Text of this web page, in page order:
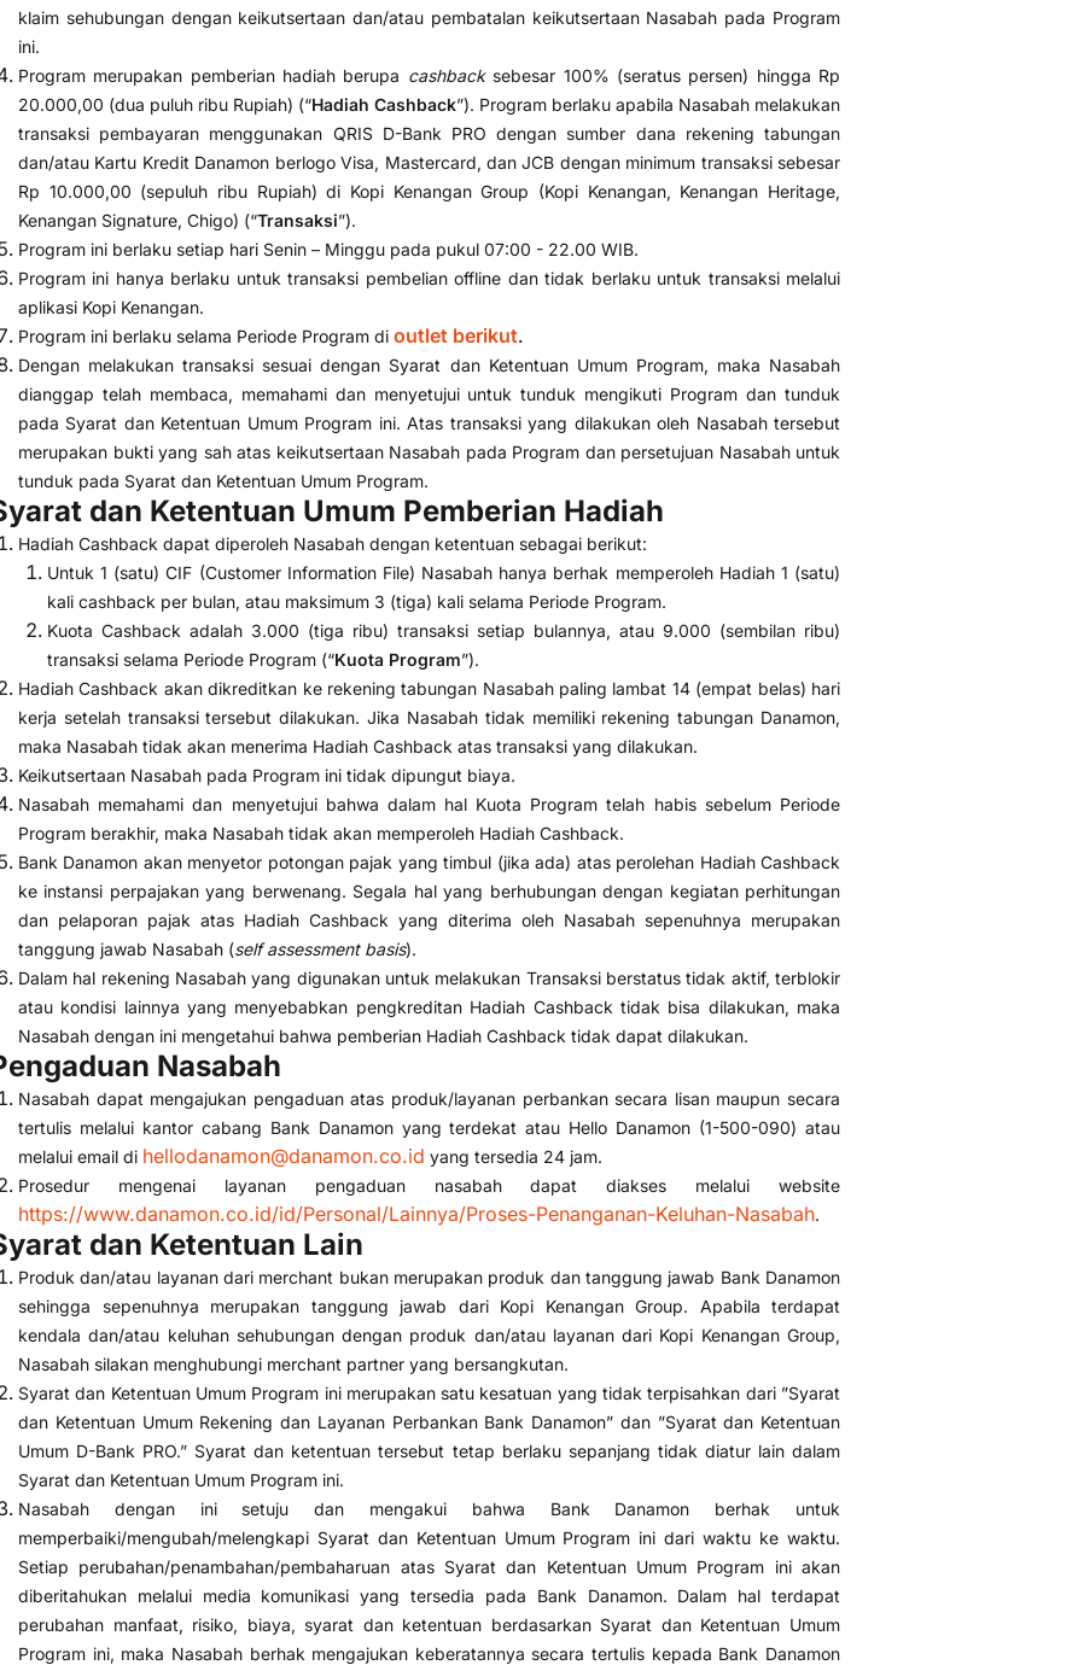
klaim sehubungan dengan keikutsertaan dan/atau pembatalan keikutsertaan Nasabah pada Program
ini.
Program merupakan pemberian hadiah berupa cashbacksebesar 100% (seratus persen) hingga Rp
20.000,00 (dua puluh ribu Rupiah) (“Hadiah Cashback”). Program berlaku apabila Nasabah melakukan
transaksi pembayaran menggunakan QRIS D-Bank PRO dengan sumber dana rekening tabungan
dan/atau Kartu Kredit Danamon berlogo Visa, Mastercard, dan JCB dengan minimum transaksi sebesar
Rp 10.000,00 (sepuluh ribu Rupiah) di Kopi Kenangan Group (Kopi Kenangan, Kenangan Heritage,
Kenangan Signature, Chigo) (“Transaksi”).
Program ini berlaku setiap hari Senin – Minggu pada pukul 07:00 - 22.00 WIB.
Program ini hanya berlaku untuk transaksi pembelian offline dan tidak berlaku untuk transaksi melalui
aplikasi Kopi Kenangan.
Program ini berlaku selama Periode Program di outlet berikut.
Dengan melakukan transaksi sesuai dengan Syarat dan Ketentuan Umum Program, maka Nasabah
dianggap telah membaca, memahami dan menyetujui untuk tunduk mengikuti Program dan tunduk
pada Syarat dan Ketentuan Umum Program ini. Atas transaksi yang dilakukan oleh Nasabah tersebut
merupakan bukti yang sah atas keikutsertaan Nasabah pada Program dan persetujuan Nasabah untuk
tunduk pada Syarat dan Ketentuan Umum Program.
dan Ketentuan Umum Pemberian Hadiah
Hadiah Cashback dapat diperoleh Nasabah dengan ketentuan sebagai berikut:
Untuk 1 (satu) CIF (Customer Information File) Nasabah hanya berhak memperoleh Hadiah 1 (satu)
kali cashback per bulan, atau maksimum 3 (tiga) kali selama Periode Program.
Kuota Cashback adalah 3.000 (tiga ribu) transaksi setiap bulannya, atau 9.000 (sembilan ribu)
transaksi selama Periode Program (“Kuota Program”).
Hadiah Cashback akan dikreditkan ke rekening tabungan Nasabah paling lambat 14 (empat belas) hari
kerja setelah transaksi tersebut dilakukan. Jika Nasabah tidak memiliki rekening tabungan Danamon,
maka Nasabah tidak akan menerima Hadiah Cashback atas transaksi yang dilakukan.
Keikutsertaan Nasabah pada Program ini tidak dipungut biaya.
Nasabah memahami dan menyetujui bahwa dalam hal Kuota Program telah habis sebelum Periode
Program berakhir, maka Nasabah tidak akan memperoleh Hadiah Cashback.
Bank Danamon akan menyetor potongan pajak yang timbul (jika ada) atas perolehan Hadiah Cashback
ke instansi perpajakan yang berwenang. Segala hal yang berhubungan dengan kegiatan perhitungan
dan pelaporan pajak atas Hadiah Cashback yang diterima oleh Nasabah sepenuhnya merupakan
tanggung jawab Nasabah (self assessment basis).
Dalam hal rekening Nasabah yang digunakan untuk melakukan Transaksi berstatus tidak aktif, terblokir
atau kondisi lainnya yang menyebabkan pengkreditan Hadiah Cashback tidak bisa dilakukan, maka
Nasabah dengan ini mengetahui bahwa pemberian Hadiah Cashback tidak dapat dilakukan.
Nasabah
Nasabah dapat mengajukan pengaduan atas produk/layanan perbankan secara lisan maupun secara
tertulis melalui kantor cabang Bank Danamon yang terdekat atau Hello Danamon (1-500-090) atau
melalui email di hellodanamon@danamon.co.id yang tersedia 24 jam.
Prosedur mengenai layanan pengaduan nasabah dapat diakses melalui website
https://www.danamon.co.id/id/Personal/Lainnya/Proses-Penanganan-Keluhan-Nasabah.
dan Ketentuan Lain
Produk dan/atau layanan dari merchant bukan merupakan produk dan tanggung jawab Bank Danamon
sehingga sepenuhnya merupakan tanggung jawab dari Kopi Kenangan Group. Apabila terdapat
kendala dan/atau keluhan sehubungan dengan produk dan/atau layanan dari Kopi Kenangan Group,
Nasabah silakan menghubungi merchant partner yang bersangkutan.
Syarat dan Ketentuan Umum Program ini merupakan satu kesatuan yang tidak terpisahkan dari ”Syarat
dan Ketentuan Umum Rekening dan Layanan Perbankan Bank Danamon” dan ”Syarat dan Ketentuan
Umum D-Bank PRO.” Syarat dan ketentuan tersebut tetap berlaku sepanjang tidak diatur lain dalam
Syarat dan Ketentuan Umum Program ini.
Nasabah dengan ini setuju dan mengakui bahwa Bank Danamon berhak untuk
memperbaiki/mengubah/melengkapi Syarat dan Ketentuan Umum Program ini dari waktu ke waktu.
Setiap perubahan/penambahan/pembaharuan atas Syarat dan Ketentuan Umum Program ini akan
diberitahukan melalui media komunikasi yang tersedia pada Bank Danamon. Dalam hal terdapat
perubahan manfaat, risiko, biaya, syarat dan ketentuan berdasarkan Syarat dan Ketentuan Umum
Program ini, maka Nasabah berhak mengajukan keberatannya secara tertulis kepada Bank Danamon